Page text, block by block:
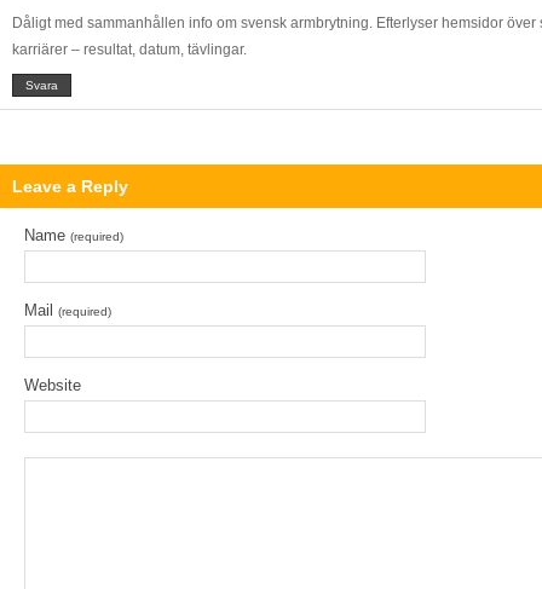
Dåligt med sammanhållen info om svensk armbrytning. Efterlyser hemsidor
karriärer – resultat, datum, tävlingar.
Svara
Leave a Reply
Name (required)
Mail (required)
Website